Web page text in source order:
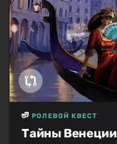
Тайны Венеции
РОЛЕВОЙ КВЕСТ